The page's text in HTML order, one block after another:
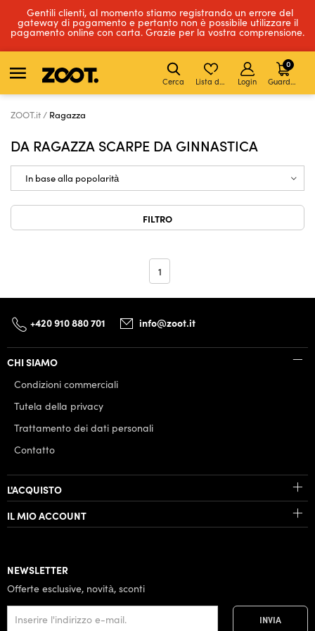
Gentili clienti, al momento stiamo registrando un errore del
gateway di pagamento e pertanto non è possibile utilizzare il
pagamento online con carta. Grazie per la vostra comprensione.
Cerca Lista dei desideri Login Guardare
0
ZOOT.it Ragazza
DA RAGAZZA SCARPE DA GINNASTICA
FILTRO
1
+420 910 880 701 info@zoot.it
CHI SIAMO
Condizioni commerciali
Tutela della privacy
Trattamento dei dati personali
Contatto
L'ACQUISTO
IL MIO ACCOUNT
NEWSLETTER
Offerte esclusive, novità, sconti